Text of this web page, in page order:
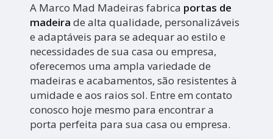
A Marco Mad Madeiras fabrica portas de
madeira de alta qualidade, personalizáveis
e adaptáveis para se adequar ao estilo e
necessidades de sua casa ou empresa,
oferecemos uma ampla variedade de
madeiras e acabamentos, são resistentes à
umidade e aos raios sol. Entre em contato
conosco hoje mesmo para encontrar a
porta perfeita para sua casa ou empresa.